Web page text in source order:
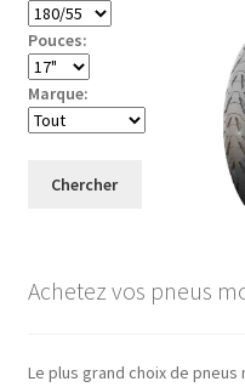
Pouces:
Marque:
Chercher
Achetez vos pneus
Le plus grand choix de